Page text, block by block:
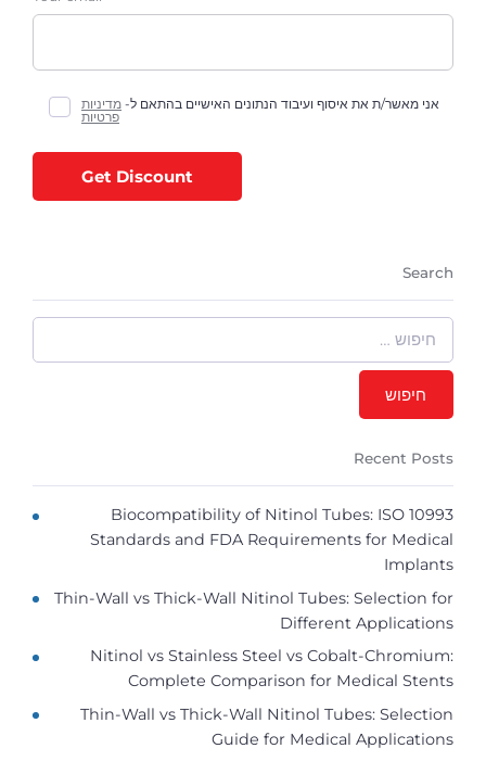
אני מאשר/ת את איסוף ועיבוד הנתונים האישיים בהתאם ל- מדיניות
פרטיות
Get Discount
Search
Recent Posts
Biocompatibility of Nitinol Tubes: ISO 10993
Standards and FDA Requirements for Medical
Implants
Thin-Wall vs Thick-Wall Nitinol Tubes: Selection for
Different Applications
Nitinol vs Stainless Steel vs Cobalt-Chromium:
Complete Comparison for Medical Stents
Thin-Wall vs Thick-Wall Nitinol Tubes: Selection
Guide for Medical Applications